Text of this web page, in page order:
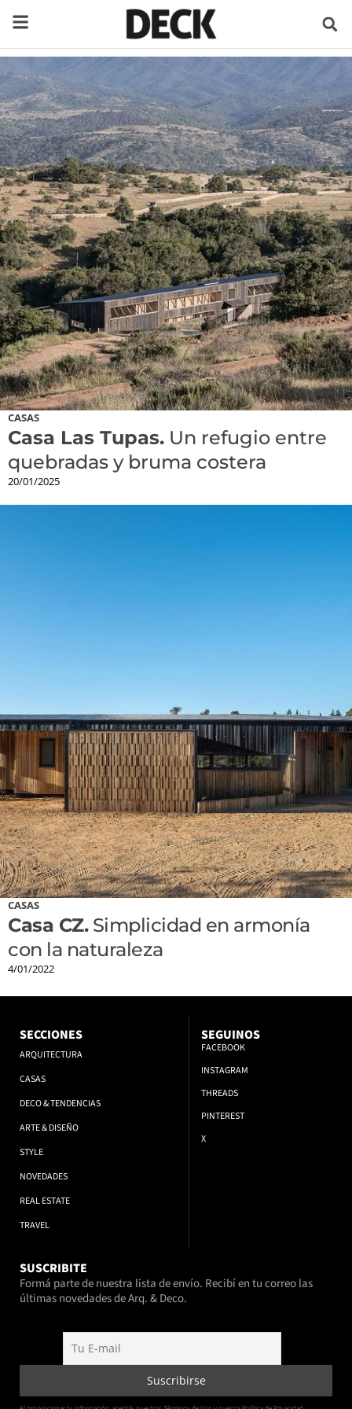
CASAS
Casa Las Tupas. Un refugio entre
quebradas y bruma costera
20/01/2025
CASAS
Casa CZ.Simplicidad en armonía
con la naturaleza
4/01/2022
SECCIONES
ARQUITECTURA
CASAS
DECO & TENDENCIAS
ARTE & DISEÑO
STYLE
NOVEDADES
REAL ESTATE
TRAVEL
SEGUINOS
FACEBOOK
INSTAGRAM
THREADS
PINTEREST
X
SUSCRIBITE
Formá parte de nuestra lista de envío. Recibí en tu correo las
últimas novedades de Arq. & Deco.